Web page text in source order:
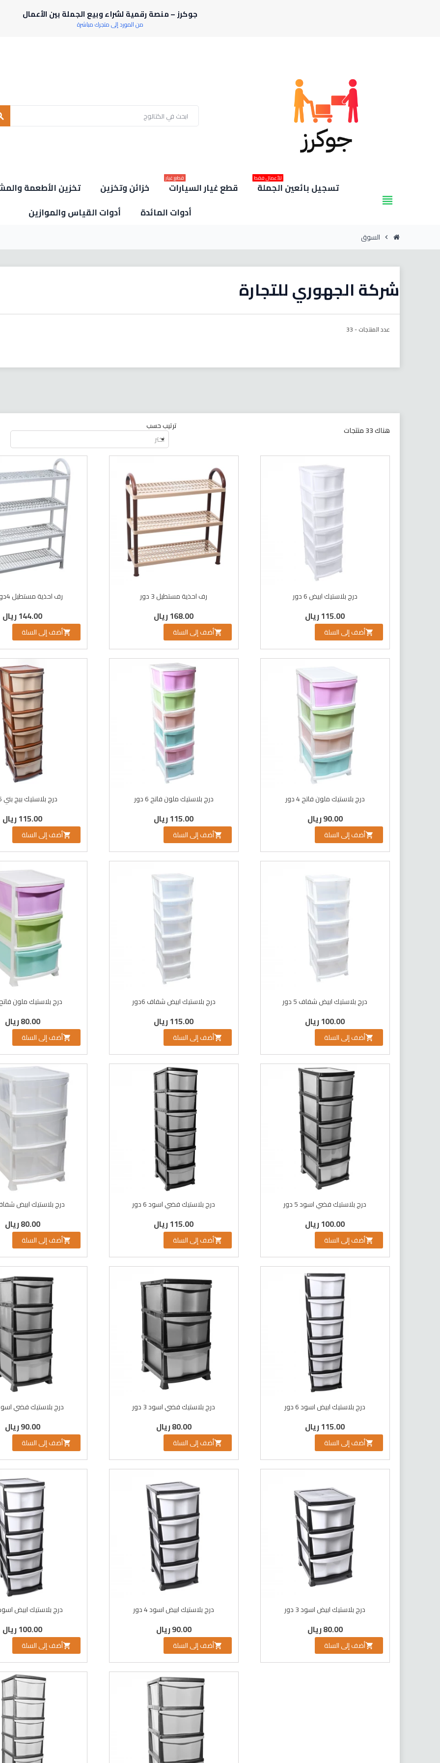
جوكرز – منصة رقمية لشراء وبيع الجملة بين الأعمال
من المورد إلى متجرك مباشرة
view_headline
تسجيل بائعين الجملة
للأعمال فقط
قطع غيار السيارات
قطع غيار
خزائن وتخزين
تخزين الأطعمة
أدوات المائدة
أدوات القياس والموازين
chevron_right السوق
شركة الجهوري للتجارة
عدد المنتجات -33
هناك 33 منتجات ترتيب حسب
رف احذية مستطيل 4دور ابيض
144.00 ريال
أضف إلى السلة
رف احذية مستطيل 3 دور
168.00 ريال
أضف إلى السلة
درج بلاستيك ابيض 6 دور
115.00 ريال
أضف إلى السلة
درج بلاستيك بيج بني 6 دور
115.00 ريال
أضف إلى السلة
درج بلاستيك ملون فاتح 6 دور
115.00 ريال
أضف إلى السلة
درج بلاستيك ملون فاتح 4 دور
90.00 ريال
أضف إلى السلة
درج بلاستيك ملون فاتح 3
80.00 ريال
أضف إلى السلة
درج بلاستيك ابيض شفاف 6دور
115.00 ريال
أضف إلى السلة
درج بلاستيك ابيض شفاف 5 دور
100.00 ريال
أضف إلى السلة
درج بلاستيك ابيض شفاف 3
80.00 ريال
أضف إلى السلة
درج بلاستيك فضي اسود 6 دور
115.00 ريال
أضف إلى السلة
درج بلاستيك فضي اسود 5 دور
100.00 ريال
أضف إلى السلة
درج بلاستيك فضي اسود 4
90.00 ريال
أضف إلى السلة
درج بلاستيك فضي اسود 3 دور
80.00 ريال
أضف إلى السلة
درج بلاستيك ابيض اسود 6 دور
115.00 ريال
أضف إلى السلة
درج بلاستيك ابيض اسود 5
100.00 ريال
أضف إلى السلة
درج بلاستيك ابيض اسود 4 دور
90.00 ريال
أضف إلى السلة
درج بلاستيك ابيض اسود 3 دور
80.00 ريال
أضف إلى السلة